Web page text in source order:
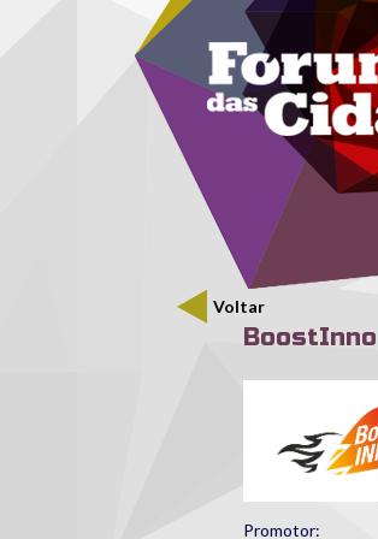
Passar para o conteúdo principal
Menu
Voltar
Promotor: